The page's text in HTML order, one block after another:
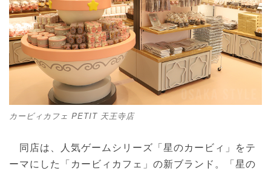
カービィカフェ PETIT 天王寺店
同店は、人気ゲームシリーズ「星のカービィ」をテ
ーマにした「カービィカフェ」の新ブランド。「星の